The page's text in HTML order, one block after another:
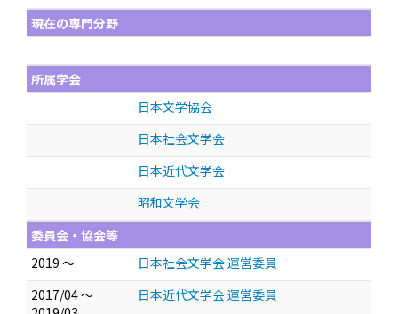
現在の専門分野
所属学会
日本文学協会
日本社会文学会
日本近代文学会
昭和文学会
委員会・協会等
2019 ～
日本社会文学会 運営委員
2017/04 ～
日本近代文学会 運営委員